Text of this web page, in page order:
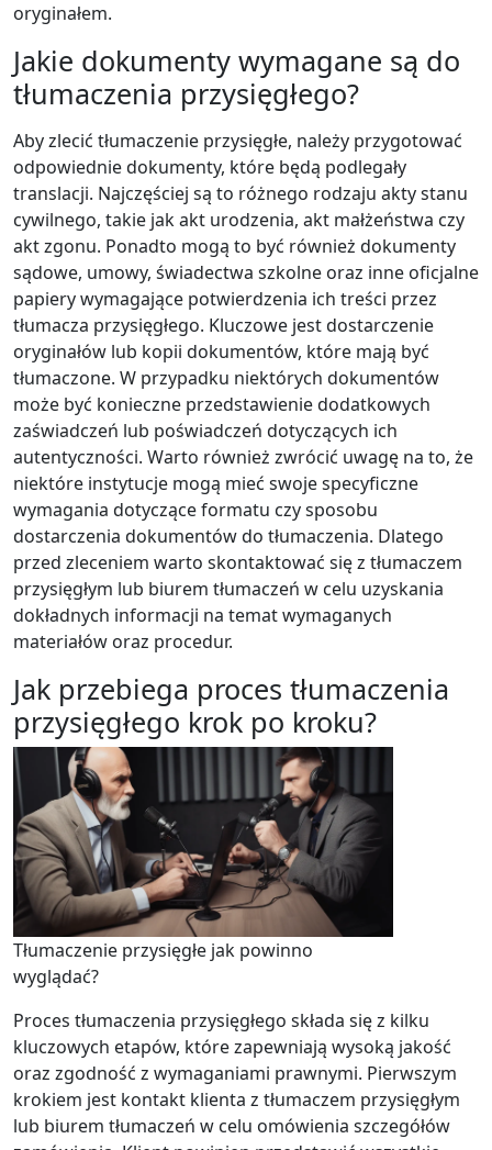
oryginałem.
Jakie dokumenty wymagane są do
tłumaczenia przysięgłego?
Aby zlecić tłumaczenie przysięgłe, należy przygotować
odpowiednie dokumenty, które będą podlegały
translacji. Najczęściej są to różnego rodzaju akty stanu
cywilnego, takie jak akt urodzenia, akt małżeństwa czy
akt zgonu. Ponadto mogą to być również dokumenty
sądowe, umowy, świadectwa szkolne oraz inne oficjalne
papiery wymagające potwierdzenia ich treści przez
tłumacza przysięgłego. Kluczowe jest dostarczenie
oryginałów lub kopii dokumentów, które mają być
tłumaczone. W przypadku niektórych dokumentów
może być konieczne przedstawienie dodatkowych
zaświadczeń lub poświadczeń dotyczących ich
autentyczności. Warto również zwrócić uwagę na to, że
niektóre instytucje mogą mieć swoje specyficzne
wymagania dotyczące formatu czy sposobu
dostarczenia dokumentów do tłumaczenia. Dlatego
przed zleceniem warto skontaktować się z tłumaczem
przysięgłym lub biurem tłumaczeń w celu uzyskania
dokładnych informacji na temat wymaganych
materiałów oraz procedur.
Jak przebiega proces tłumaczenia
przysięgłego krok po kroku?
Tłumaczenie przysięgłe jak powinno
wyglądać?
Proces tłumaczenia przysięgłego składa się z kilku
kluczowych etapów, które zapewniają wysoką jakość
oraz zgodność z wymaganiami prawnymi. Pierwszym
krokiem jest kontakt klienta z tłumaczem przysięgłym
lub biurem tłumaczeń w celu omówienia szczegółów